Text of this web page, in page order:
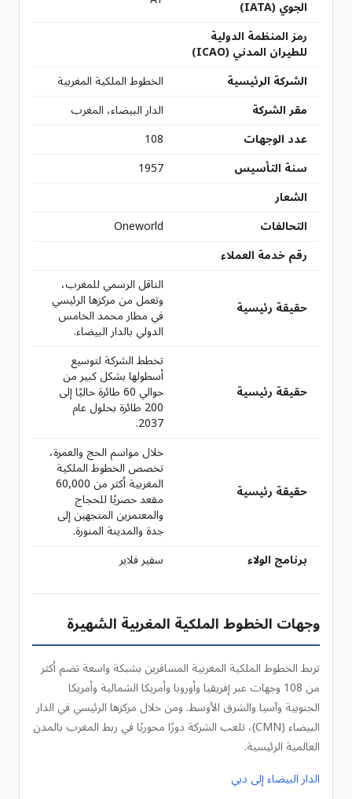
الجوي (IATA)
رمز المنظمة الدولية
للطيران المدني (ICAO)
الشركة الرئيسية
الخطوط الملكية المغربية
مقر الشركة
الدار البيضاء، المغرب
عدد الوجهات
108
سنة التأسيس
1957
الشعار
التحالفات
Oneworld
رقم خدمة العملاء
حقيقة رئيسية
الناقل الرسمي للمغرب،
وتعمل من مركزها الرئيسي
في مطار محمد الخامس
الدولي بالدار البيضاء.
حقيقة رئيسية
تخطط الشركة لتوسيع
أسطولها بشكل كبير من
حوالي 60 طائرة حاليًا إلى
200 طائرة بحلول عام
2037.
حقيقة رئيسية
خلال مواسم الحج والعمرة،
تخصص الخطوط الملكية
المغربية أكثر من 60,000
مقعد حصريًا للحجاج
والمعتمرين المتجهين إلى
جدة والمدينة المنورة.
برنامج الولاء
سفير فلاير
وجهات الخطوط الملكية المغربية الشهيرة
تربط الخطوط الملكية المغربية المسافرين بشبكة واسعة تضم أكثر
من 108 وجهات عبر إفريقيا وأوروبا وأمريكا الشمالية وأمريكا
الجنوبية وآسيا والشرق الأوسط. ومن خلال مركزها الرئيسي في الدار
البيضاء (CMN)، تلعب الشركة دورًا محوريًا في ربط المغرب بالمدن
العالمية الرئيسية.
الدار البيضاء إلى دبي